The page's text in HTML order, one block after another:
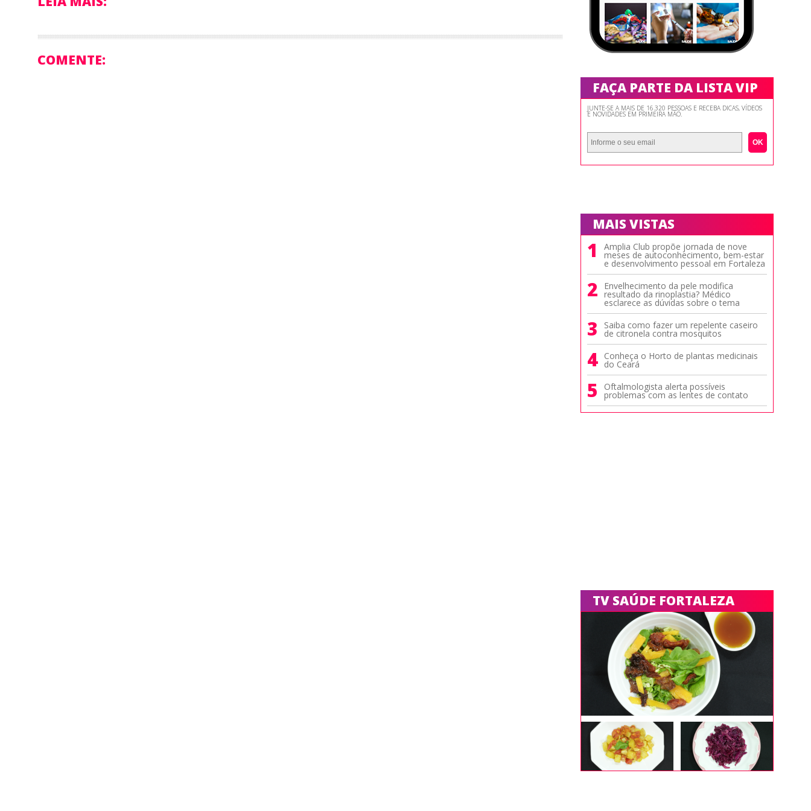
COMENTE:
FAÇA PARTE DA LISTA VIP
JUNTE-SE A MAIS DE 16.320 PESSOAS E RECEBA DICAS, VÍDEOS
E NOVIDADES EM PRIMEIRA MÃO.
OK
MAIS VISTAS
1 Amplia Club propõe jornada de nove
meses de autoconhecimento, bem-estar
e desenvolvimento pessoal em Fortaleza
2 Envelhecimento da pele modifica
resultado da rinoplastia? Médico
esclarece as dúvidas sobre o tema
3 Saiba como fazer um repelente caseiro
de citronela contra mosquitos
4 Conheça o Horto de plantas medicinais
do Ceará
5 Oftalmologista alerta possíveis
problemas com as lentes de contato
TV SAÚDE FORTALEZA